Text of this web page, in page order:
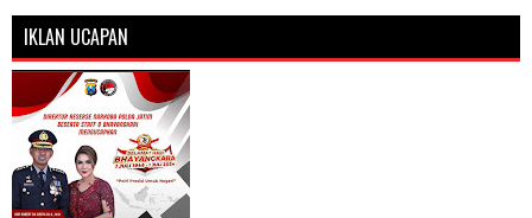
IKLAN UCAPAN